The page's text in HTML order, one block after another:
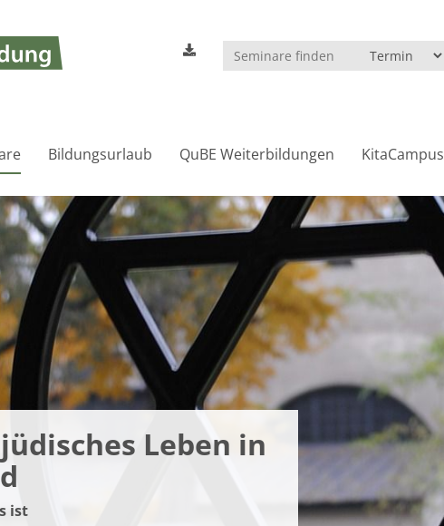
Bildungsurlaub QuBE Weiterbildungen KitaCampus
Leben in
ist